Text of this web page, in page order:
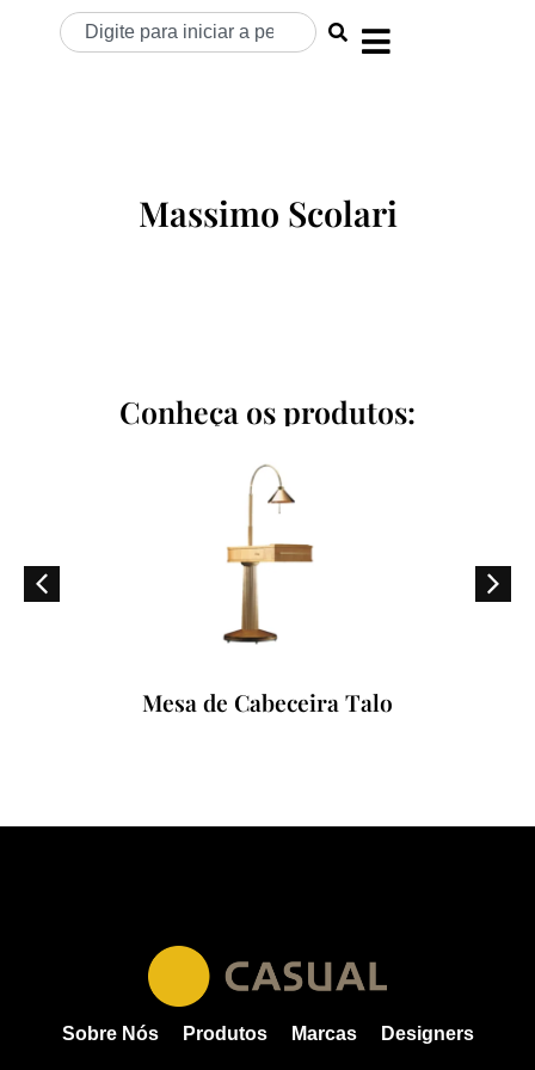
Massimo Scolari
Conheça os produtos:
Mesa de Cabeceira Talo
Sobre Nós Produtos Marcas Designers